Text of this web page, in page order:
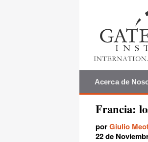
Acerca de
Francia:
porGiulio
22 de